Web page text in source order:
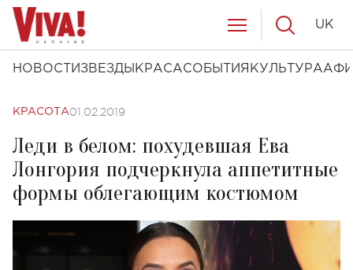
НОВОСТИ ЗВЕЗДЫ КРАСАСОБЫТИЯ КУЛЬТУРА
UK
КРАСОТА01.02.2019
Леди в белом: похудевшая Ева
Лонгория подчеркнула аппетитные
формы облегающим костюмом